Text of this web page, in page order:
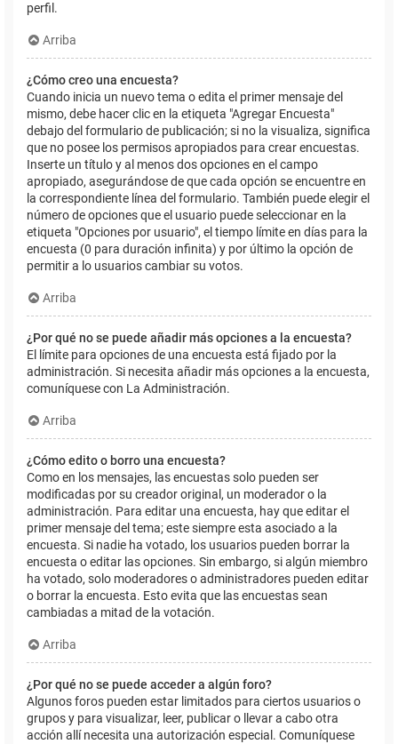
perfil.
Arriba
¿Cómo creo una encuesta?
Cuando inicia un nuevo tema o edita el primer mensaje del
mismo, debe hacer clic en la etiqueta "Agregar Encuesta"
debajo del formulario de publicación; si no la visualiza, significa
que no posee los permisos apropiados para crear encuestas.
Inserte un título y al menos dos opciones en el campo
apropiado, asegurándose de que cada opción se encuentre en
la correspondiente línea del formulario. También puede elegir el
número de opciones que el usuario puede seleccionar en la
etiqueta "Opciones por usuario", el tiempo límite en días para la
encuesta (0 para duración infinita) y por último la opción de
permitir a lo usuarios cambiar su votos.
Arriba
¿Por qué no se puede añadir más opciones a la encuesta?
El límite para opciones de una encuesta está fijado por la
administración. Si necesita añadir más opciones a la encuesta,
comuníquese con La Administración.
Arriba
¿Cómo edito o borro una encuesta?
Como en los mensajes, las encuestas solo pueden ser
modificadas por su creador original, un moderador o la
administración. Para editar una encuesta, hay que editar el
primer mensaje del tema; este siempre esta asociado a la
encuesta. Si nadie ha votado, los usuarios pueden borrar la
encuesta o editar las opciones. Sin embargo, si algún miembro
ha votado, solo moderadores o administradores pueden editar
o borrar la encuesta. Esto evita que las encuestas sean
cambiadas a mitad de la votación.
Arriba
¿Por qué no se puede acceder a algún foro?
Algunos foros pueden estar limitados para ciertos usuarios o
grupos y para visualizar, leer, publicar o llevar a cabo otra
acción allí necesita una autorización especial. Comuníquese